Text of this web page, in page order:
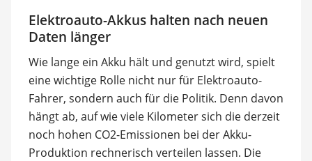
Elektroauto-Akkus halten nach neuen
Daten länger
Wie lange ein Akku hält und genutzt wird, spielt
eine wichtige Rolle nicht nur für Elektroauto-
Fahrer, sondern auch für die Politik. Denn davon
hängt ab, auf wie viele Kilometer sich die derzeit
noch hohen CO2-Emissionen bei der Akku-
Produktion rechnerisch verteilen lassen. Die